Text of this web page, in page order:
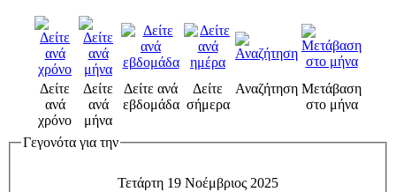
Δείτε
ανά
χρόνο
Δείτε
ανά
μήνα
Δείτε ανά
εβδομάδα
Δείτε
σήμερα
Αναζήτηση Μετάβαση
στο μήνα
Γεγονότα για την
Τετάρτη 19 Νοέμβριος 2025